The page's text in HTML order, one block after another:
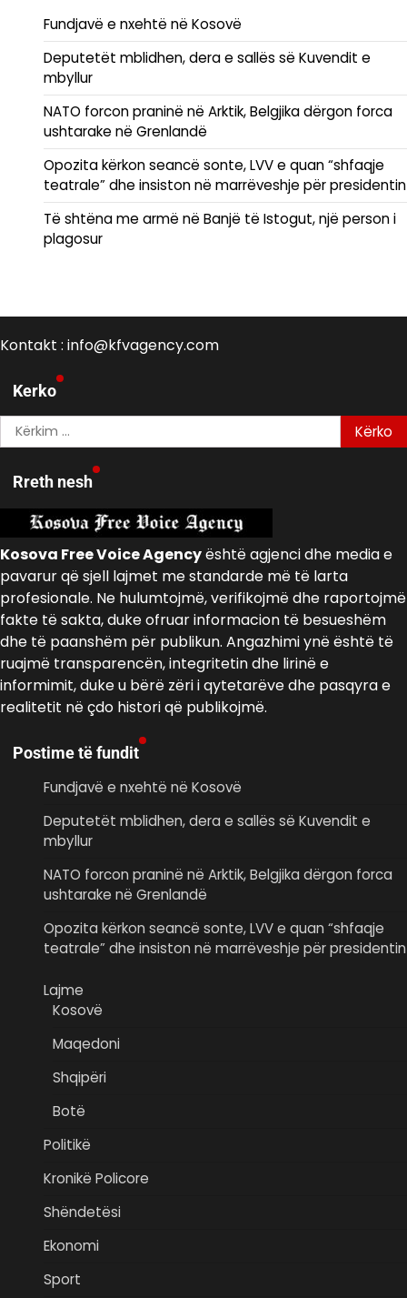
Fundjavë e nxehtë në Kosovë
Deputetët mblidhen, dera e sallës së Kuvendit e
mbyllur
NATO forcon praninë në Arktik, Belgjika dërgon forca
ushtarake në Grenlandë
Opozita kërkon seancë sonte, LVV e quan “shfaqje
teatrale” dhe insiston në marrëveshje për presidentin
Të shtëna me armë në Banjë të Istogut, një person i
plagosur
Kontakt : info@kfvagency.com
Kerko
Kërko
për:
Rreth nesh
Kosova Free Voice Agencyështë agjenci dhe media e
pavarur që sjell lajmet me standarde më të larta
profesionale. Ne hulumtojmë, verifikojmë dhe raportojmë
fakte të sakta, duke ofruar informacion të besueshëm
dhe të paanshëm për publikun. Angazhimi ynë është të
ruajmë transparencën, integritetin dhe lirinë e
informimit, duke u bërë zëri i qytetarëve dhe pasqyra e
realitetit në çdo histori që publikojmë.
Postime të fundit
Fundjavë e nxehtë në Kosovë
Deputetët mblidhen, dera e sallës së Kuvendit e
mbyllur
NATO forcon praninë në Arktik, Belgjika dërgon forca
ushtarake në Grenlandë
Opozita kërkon seancë sonte, LVV e quan “shfaqje
teatrale” dhe insiston në marrëveshje për presidentin
Lajme
Kosovë
Maqedoni
Shqipëri
Botë
Politikë
Kronikë Policore
Shëndetësi
Ekonomi
Sport